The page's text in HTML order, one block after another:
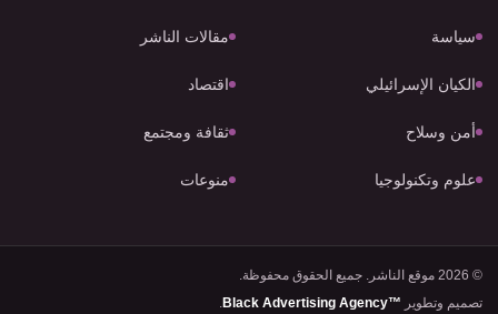
سياسة مقالات الناشر
الكيان الإسرائيلي اقتصاد
أمن وسلاح ثقافة ومجتمع
علوم وتكنولوجيا منوعات
© 2026 موقع الناشر. جميع الحقوق محفوظة.
تصميم وتطوير Black Advertising Agency™
.